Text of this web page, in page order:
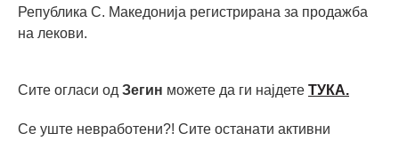
Република С. Македонија регистрирана за продажба
на лекови.
Сите огласи од Зегин можете да ги најдете ТУКА.
Се уште невработени?! Сите останати активни